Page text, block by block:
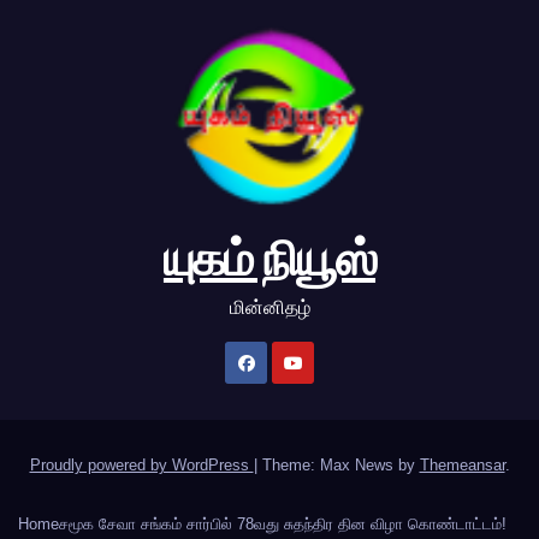
யுகம் நியூஸ்
மின்னிதழ்
Proudly powered by WordPress Theme: Max News by Themeansar.
Homeசமூக சேவா சங்கம் சார்பில் 78வது சுதந்திர தின விழா கொண்டாட்டம்!